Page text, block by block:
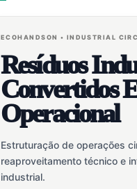
ECOHANDSON • INDUSTRIAL
Resíduos
Convertidos
Operacional
Estruturação de operações
reaproveitamento técnico e
industrial.